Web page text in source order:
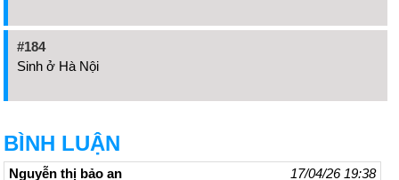
#184
Sinh ở Hà Nội
BÌNH LUẬN
Nguyễn thị bảo an 17/04/26 19:38